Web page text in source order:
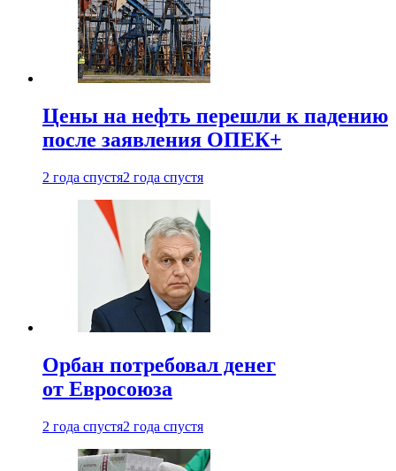
Цены на нефть перешли к падению
после заявления ОПЕК+
2 года спустя2 года спустя
Орбан потребовал денег
от Евросоюза
2 года спустя2 года спустя